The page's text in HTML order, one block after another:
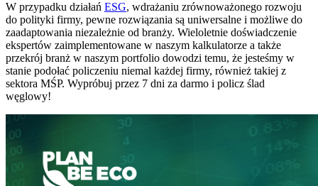
W przypadku działań ESG, wdrażaniu zrównoważonego rozwoju
do polityki firmy, pewne rozwiązania są uniwersalne i możliwe do
zaadaptowania niezależnie od branży. Wieloletnie doświadczenie
ekspertów zaimplementowane w naszym kalkulatorze a także
przekrój branż w naszym portfolio dowodzi temu, że jesteśmy w
stanie podołać policzeniu niemal każdej firmy, również takiej z
sektora MŚP. Wypróbuj przez 7 dni za darmo i policz ślad
węglowy!